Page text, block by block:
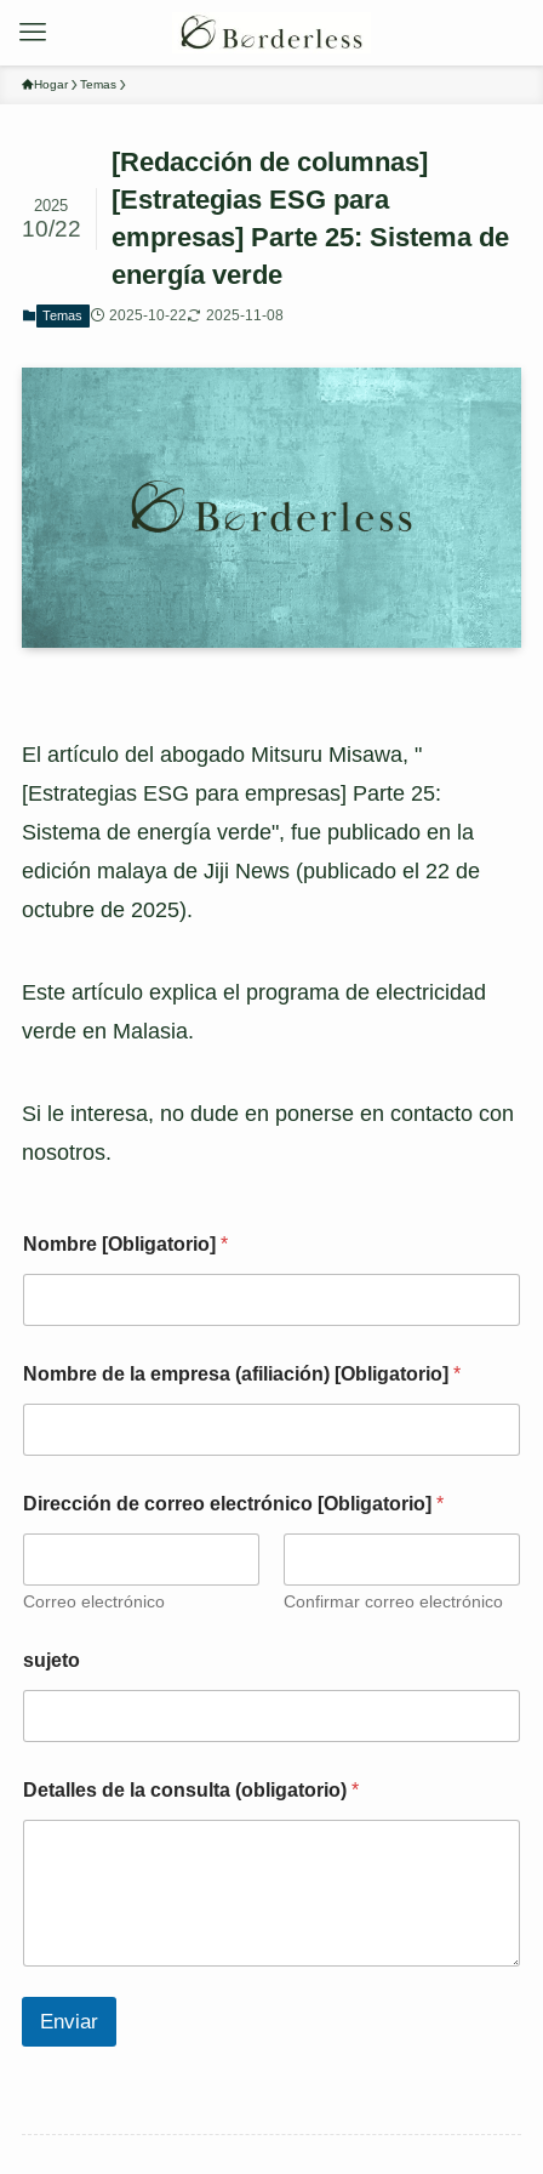
Hogar Temas
[Redacción de columnas]
[Estrategias ESG para
empresas] Parte 25: Sistema de
energía verde
2025
10/22
Temas 2025-10-22 2025-11-08
El artículo del abogado Mitsuru Misawa, "
[Estrategias ESG para empresas] Parte 25:
Sistema de energía verde", fue publicado en la
edición malaya de Jiji News (publicado el 22 de
octubre de 2025).
Este artículo explica el programa de electricidad
verde en Malasia.
Si le interesa, no dude en ponerse en contacto con
nosotros.
e
t
l
e
c
n
a
d
Nombre [Obligatorio] *
Nombre de la empresa (afiliación) [Obligatorio] *
Dirección de correo electrónico [Obligatorio] *
Correo electrónico Confirmar correo electrónico
sujeto
Detalles de la consulta (obligatorio) *
Enviar